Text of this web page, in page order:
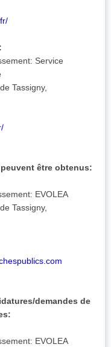
Service
Tassigny,
être obtenus:
EVOLEA
Tassigny,
demandes de
EVOLEA